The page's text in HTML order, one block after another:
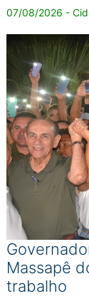
07/08/2026 -
Massapê
trabalho